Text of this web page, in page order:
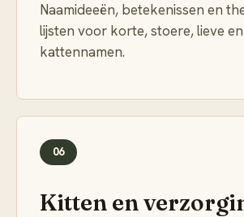
Naamideeën, betekenissen en
lijsten voor korte, stoere, lieve
kattennamen.
06
Kitten en